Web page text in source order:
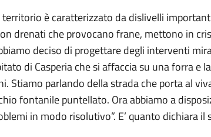
territorio è caratterizzato da dislivelli
drenati che provocano frane, mettono in
deciso di progettare degli interventi
di Casperia che si affaccia su una forra e
Stiamo parlando della strada che porta al
fontanile puntellato. Ora abbiamo a
in modo risolutivo”. E’ quanto dichiara il